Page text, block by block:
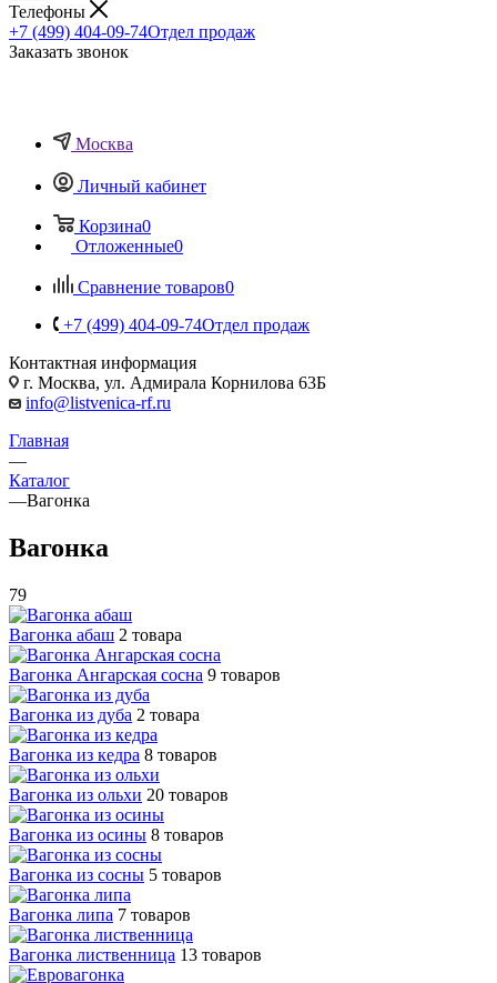
Телефоны
+7 (499) 404-09-74Отдел продаж
Заказать звонок
Москва
Личный кабинет
Корзина0
Отложенные0
Сравнение товаров0
+7 (499) 404-09-74Отдел продаж
Контактная информация
г. Москва, ул. Адмирала Корнилова 63Б
info@listvenica-rf.ru
Главная
—
Каталог
—Вагонка
Вагонка
79
Вагонка абаш 2 товара
Вагонка Ангарская сосна 9 товаров
Вагонка из дуба 2 товара
Вагонка из кедра 8 товаров
Вагонка из ольхи 20 товаров
Вагонка из осины 8 товаров
Вагонка из сосны 5 товаров
Вагонка липа 7 товаров
Вагонка лиственница 13 товаров